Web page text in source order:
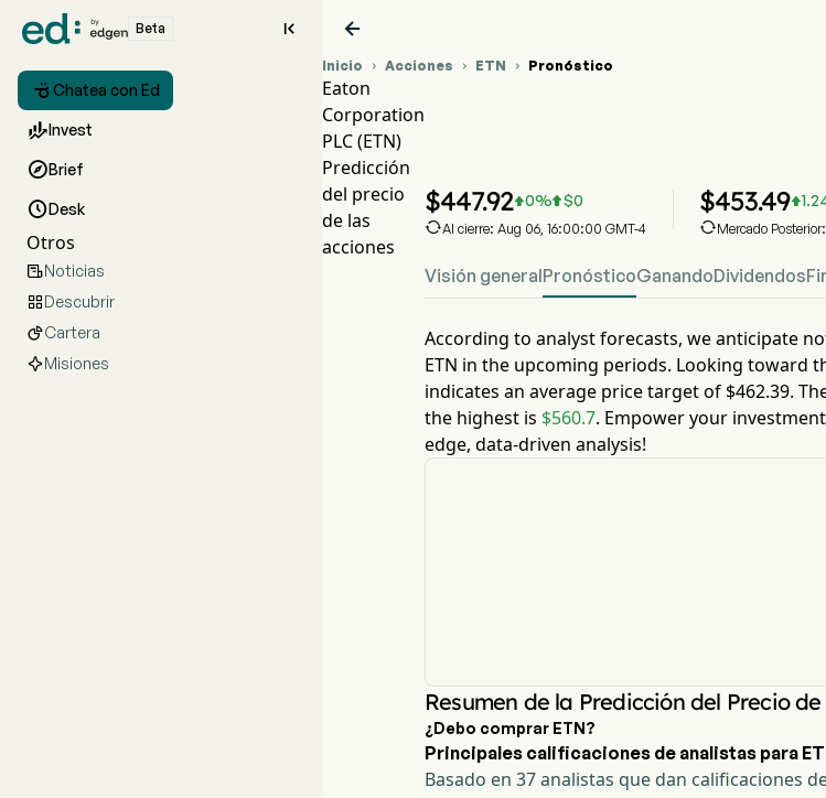
Beta 
 Chatea con Ed
Invest
Brief
Desk
Otros
Noticias
Descubrir
Cartera
Misiones

Inicio  Acciones  ETN  Pronóstico
Eaton
Corporation
PLC (ETN)
Predicción
del precio
de las
acciones
$447.920% $0
Al cierre: Aug 06, 16:00:00 GMT-4
$453.49
Mercado
Visión generalPronósticoGanandoDividendos
According to analyst forecasts, we anticipate
ETN in the upcoming periods. Looking toward
indicates an average price target of $462.39.
the highest is $560.7. Empower your
edge, data-driven analysis!
Resumen de la Predicción del Precio de
¿Debo comprar ETN?
Principales calificaciones de analistas para
Basado en 37 analistas que dan calificaciones